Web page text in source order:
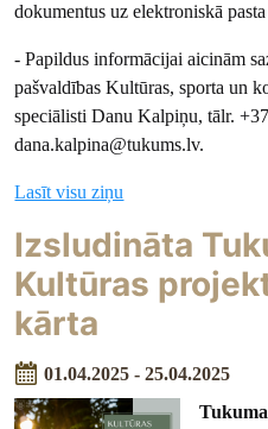
dokumentus uz elektroniskā
- Papildus informācijai aicinām
pašvaldības Kultūras, sporta un
speciālisti Danu Kalpiņu, tālr.
dana.kalpina@tukums.lv.
Lasīt visu ziņu
Izsludināta
Kultūras
kārta
01.04.2025 - 25.04.2025